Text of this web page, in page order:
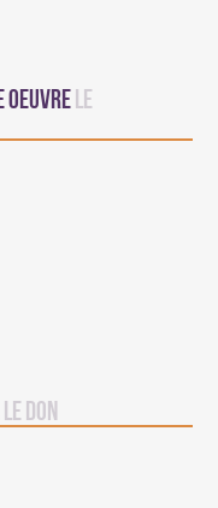
oeuvre Le
Don